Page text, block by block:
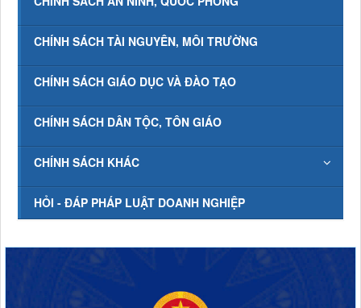
CHÍNH SÁCH TÀI NGUYÊN, MÔI TRƯỜNG
CHÍNH SÁCH GIÁO DỤC VÀ ĐÀO TẠO
CHÍNH SÁCH DÂN TỘC, TÔN GIÁO
CHÍNH SÁCH KHÁC
HỎI - ĐÁP PHÁP LUẬT DOANH NGHIỆP